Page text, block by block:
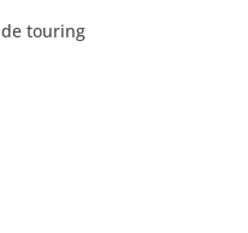
touring